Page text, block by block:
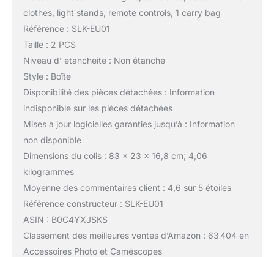
clothes, light stands, remote controls, 1 carry bag
Référence : SLK-EU01
Taille : 2 PCS
Niveau d’ etancheite : Non étanche
Style : Boîte
Disponibilité des pièces détachées : Information
indisponible sur les pièces détachées
Mises à jour logicielles garanties jusqu’à : Information
non disponible
Dimensions du colis : 83 x 23 x 16,8 cm; 4,06
kilogrammes
Moyenne des commentaires client : 4,6 sur 5 étoiles
Référence constructeur : SLK-EU01
ASIN : B0C4YXJSKS
Classement des meilleures ventes d’Amazon : 63 404 en
Accessoires Photo et Caméscopes